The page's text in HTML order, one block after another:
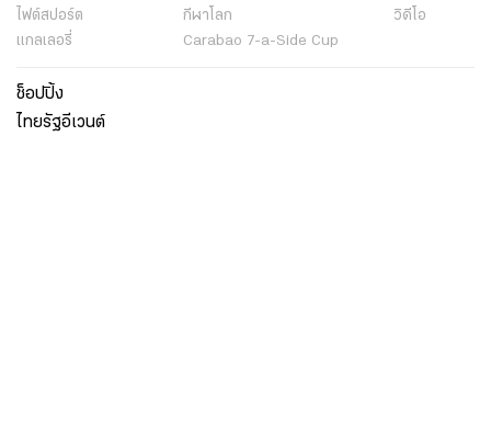
ไฟต์สปอร์ต
กีฬาโลก
วิดีโอ
แกลเลอรี่
Carabao 7-a-Side Cup
ช็อปปิ้ง
ไทยรัฐอีเวนต์